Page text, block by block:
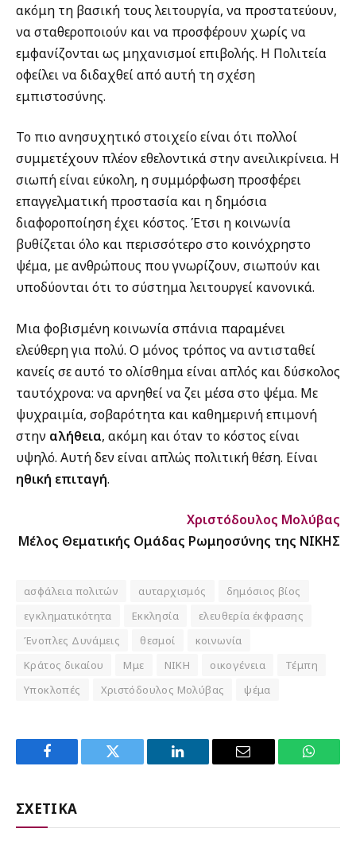
ακόμη τη βασική τους λειτουργία, να προστατεύουν,
να σταθεροποιούν και να προσφέρουν χωρίς να
εμφανίζονται ως μηχανισμοί επιβολής. Η Πολιτεία
οφείλει να διδαχθεί από αυτή τη σχέση
εμπιστοσύνης.
Το πιο ανησυχητικό στοιχείο είναι ότι πολλοί
συμμετέχουν πλέον εθελοντικά στην ανειλικρίνεια. Η
σιωπή είναι εύκολη, η συμμόρφωση προσφέρει
επαγγελματική προστασία και η δημόσια
διαφοροποίηση έχει κόστος. Έτσι η κοινωνία
βυθίζεται όλο και περισσότερο στο κοινόχρηστο
ψέμα, με ανθρώπους που γνωρίζουν, σιωπούν και
υποδύονται ότι το σύστημα λειτουργεί κανονικά.
Μια φοβισμένη κοινωνία σπάνια παραμένει
ελεύθερη για πολύ. Ο μόνος τρόπος να αντισταθεί
κανείς σε αυτό το ολίσθημα είναι απλός και δύσκολος
ταυτόχρονα: να αρνηθεί να ζει μέσα στο ψέμα. Με
ψυχραιμία, σοβαρότητα και καθημερινή επιμονή
στην αλήθεια, ακόμη και όταν το κόστος είναι
υψηλό. Αυτή δεν είναι απλώς πολιτική θέση. Είναι
ηθική επιταγή.
Χριστόδουλος Μολύβας
Μέλος Θεματικής Ομάδας Ρωμηοσύνης της ΝΙΚΗΣ
ασφάλεια πολιτών αυταρχισμός
δημόσιος βίος
εγκληματικότητα
Εκκλησία
ελευθερία έκφρασης
Ένοπλες Δυνάμεις
θεσμοί
κοινωνία
Κράτος δικαίου
Μμε ΝΙΚΗ οικογένεια
Τέμπη
Υποκλοπές
Χριστόδουλος Μολύβας ψέμα
Facebook Twitter LinkedIn Email
ΣΧΕΤΙΚΑ